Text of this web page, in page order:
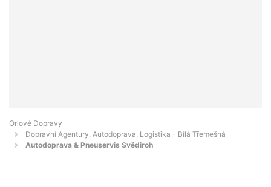
Orlové Dopravy
Dopravní Agentury, Autodoprava, Logistika - Bílá Třemešná
Autodoprava & Pneuservis Svědiroh